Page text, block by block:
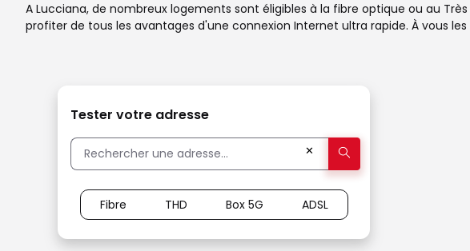
A Lucciana, de nombreux logements sont éligibles à la fibre optique ou au
profiter de tous les avantages d'une connexion Internet ultra rapide. À vous
Tester votre adresse
✕
Fibre THD Box 5G ADSL